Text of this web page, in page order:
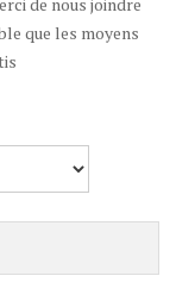
que les moyens